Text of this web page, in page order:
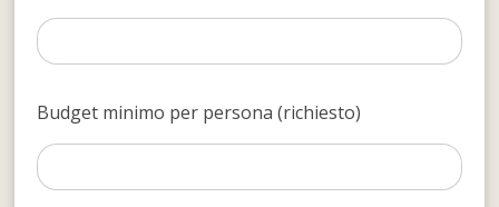
Budget minimo per persona (richiesto)